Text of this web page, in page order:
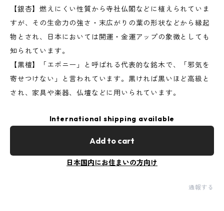
【銀杏】燃えにくい性質から寺社仏閣などに植えられていま
すが、その生命力の強さ・末広がりの葉の形状などから縁起
物とされ、日本においては開運・金運アップの象徴としても
知られています。
【黒檀】「エボニー」と呼ばれる代表的な銘木で、「邪気を
寄せつけない」と言われています。黒ければ黒いほど高級と
され、家具や楽器、仏壇などに用いられています。
International shipping available
Add to cart
日本国内にお住まいの方向け
通報する